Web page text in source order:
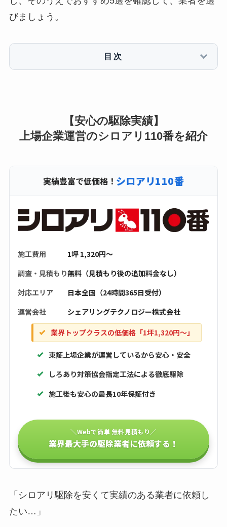
びましょう。
目次
【安心の駆除実績】
上場企業運営のシロアリ110番を紹介
実績豊富で低価格！ シロアリ110番
施工費用
1坪 1,320円〜
調査・見積もり無料（見積もり後の追加料金なし）
対応エリア
日本全国（24時間365日受付）
運営会社
シェアリングテクノロジー株式会社
業界トップクラスの低価格「1坪1,320円〜」
東証上場企業が運営しているから安心・安全
しろあり対策協会指定工法による徹底駆除
施工後も安心の最長10年保証付き
＼Webで簡単 無料見積もり／
業界最大手の駆除業者に依頼する！
「シロアリ駆除を安くて実績のある業者に依頼し
たい…」